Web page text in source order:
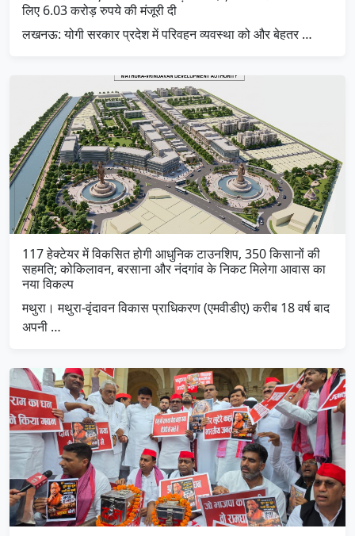
लिए 6.03 करोड़ रुपये की मंजूरी दी
लखनऊ: योगी सरकार प्रदेश में परिवहन व्यवस्था को और बेहतर …
117 हेक्टेयर में विकसित होगी आधुनिक टाउनशिप, 350 किसानों की
सहमति; कोकिलावन, बरसाना और नंदगांव के निकट मिलेगा आवास का
नया विकल्प
मथुरा। मथुरा-वृंदावन विकास प्राधिकरण (एमवीडीए) करीब 18 वर्ष बाद
अपनी …